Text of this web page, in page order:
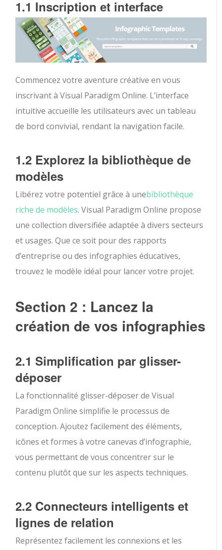
1.1 Inscription et interface
Commencez votre aventure créative en vous
inscrivant à Visual Paradigm Online. L’interface
intuitive accueille les utilisateurs avec un tableau
de bord convivial, rendant la navigation facile.
1.2 Explorez la bibliothèque de
modèles
Libérez votre potentiel grâce à unebibliothèque
riche de modèles. Visual Paradigm Online propose
une collection diversifiée adaptée à divers secteurs
et usages. Que ce soit pour des rapports
d’entreprise ou des infographies éducatives,
trouvez le modèle idéal pour lancer votre projet.
Section 2 : Lancez la
création de vos infographies
2.1 Simplification par glisser-
déposer
La fonctionnalité glisser-déposer de Visual
Paradigm Online simplifie le processus de
conception. Ajoutez facilement des éléments,
icônes et formes à votre canevas d’infographie,
vous permettant de vous concentrer sur le
contenu plutôt que sur les aspects techniques.
2.2 Connecteurs intelligents et
lignes de relation
Représentez facilement les connexions et les